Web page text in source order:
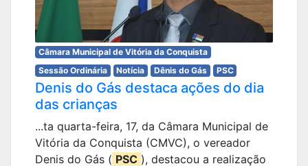
Câmara Municipal de Vitória da Conquista
Sessão Ordinária
Notícia Dênis do Gás PSC
Denis do Gás destaca ações do dia
das crianças
...ta quarta-feira, 17, da Câmara Municipal de
Vitória da Conquista (CMVC), o vereador
Denis do Gás ( PSC ), destacou a realização